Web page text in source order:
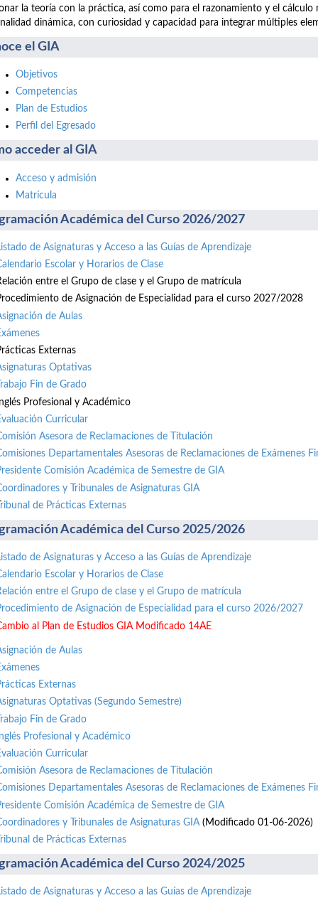
la teoría con la práctica, así como para el razonamiento y el
dinámica, con curiosidad y capacidad para integrar múltiples
el GIA
Objetivos
Competencias
Plan de Estudios
Perfil del Egresado
acceder al GIA
Acceso y admisión
Matrícula
Académica del Curso 2026/2027
de Asignaturas y Acceso a las Guías de Aprendizaje
Escolar y Horarios de Clase
entre el Grupo de clase y el Grupo de matrícula
de Asignación de Especialidad para el curso 2027/2028
de Aulas
Externas
Optativas
Fin de Grado
Profesional y Académico
Curricular
Asesora de Reclamaciones de Titulación
Departamentales Asesoras de Reclamaciones de Exámenes
Comisión Académica de Semestre de GIA
y Tribunales de Asignaturas GIA
ribunal de Prácticas Externas
Académica del Curso 2025/2026
de Asignaturas y Acceso a las Guías de Aprendizaje
Escolar y Horarios de Clase
entre el Grupo de clase y el Grupo de matrícula
de Asignación de Especialidad para el curso 2026/2027
al Plan de Estudios GIA Modificado 14AE
de Aulas
Externas
Optativas (Segundo Semestre)
Fin de Grado
Profesional y Académico
Curricular
Asesora de Reclamaciones de Titulación
Departamentales Asesoras de Reclamaciones de Exámenes
Comisión Académica de Semestre de GIA
y Tribunales de Asignaturas GIA (Modificado 01-06-2026)
de Prácticas Externas
Académica del Curso 2024/2025
de Asignaturas y Acceso a las Guías de Aprendizaje